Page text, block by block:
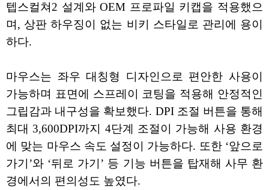
텝스컬쳐2 설계와 OEM 프로파일 키캡을 적용했으
며, 상판 하우징이 없는 비키 스타일로 관리에 용이
하다.
마우스는 좌우 대칭형 디자인으로 편안한 사용이
가능하며 표면에 스프레이 코팅을 적용해 안정적인
그립감과 내구성을 확보했다. DPI 조절 버튼을 통해
최대 3,600DPI까지 4단계 조절이 가능해 사용 환경
에 맞는 마우스 속도 설정이 가능하다. 또한 ‘앞으로
가기’와 ‘뒤로 가기’ 등 기능 버튼을 탑재해 사무 환
경에서의 편의성도 높였다.